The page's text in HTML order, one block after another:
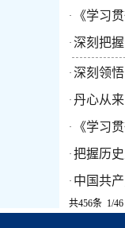
· 《学习
· 深刻把
· 深刻领
· 丹心从
· 《学习
· 把握历
· 中国共
共456条 1/46